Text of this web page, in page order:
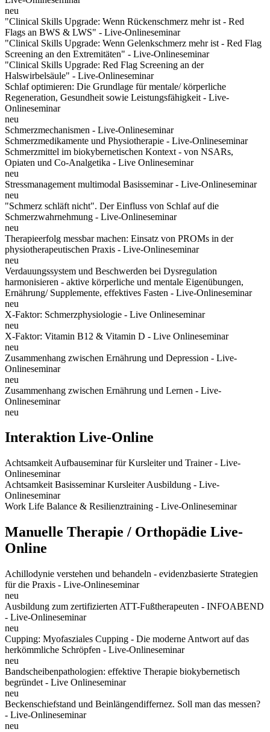
neu
"Clinical Skills Upgrade: Wenn Rückenschmerz mehr ist - Red
Flags an BWS & LWS" - Live-Onlineseminar
"Clinical Skills Upgrade: Wenn Gelenkschmerz mehr ist - Red Flag
Screening an den Extremitäten" - Live-Onlineseminar
"Clinical Skills Upgrade: Red Flag Screening an der
Halswirbelsäule" - Live-Onlineseminar
Schlaf optimieren: Die Grundlage für mentale/ körperliche
Regeneration, Gesundheit sowie Leistungsfähigkeit - Live-
Onlineseminar
neu
Schmerzmechanismen - Live-Onlineseminar
Schmerzmedikamente und Physiotherapie - Live-Onlineseminar
Schmerzmittel im biokybernetischen Kontext - von NSARs,
Opiaten und Co-Analgetika - Live Onlineseminar
neu
Stressmanagement multimodal Basisseminar - Live-Onlineseminar
neu
"Schmerz schläft nicht". Der Einfluss von Schlaf auf die
Schmerzwahrnehmung - Live-Onlineseminar
neu
Therapieerfolg messbar machen: Einsatz von PROMs in der
physiotherapeutischen Praxis - Live-Onlineseminar
neu
Verdauungssystem und Beschwerden bei Dysregulation
harmonisieren - aktive körperliche und mentale Eigenübungen,
Ernährung/ Supplemente, effektives Fasten - Live-Onlineseminar
neu
X-Faktor: Schmerzphysiologie - Live Onlineseminar
neu
X-Faktor: Vitamin B12 & Vitamin D - Live Onlineseminar
neu
Zusammenhang zwischen Ernährung und Depression - Live-
Onlineseminar
neu
Zusammenhang zwischen Ernährung und Lernen - Live-
Onlineseminar
neu
Interaktion Live-Online
Achtsamkeit Aufbauseminar für Kursleiter und Trainer - Live-
Onlineseminar
Achtsamkeit Basisseminar Kursleiter Ausbildung - Live-
Onlineseminar
Work Life Balance & Resilienztraining - Live-Onlineseminar
Manuelle Therapie / Orthopädie Live-
Online
Achillodynie verstehen und behandeln - evidenzbasierte Strategien
für die Praxis - Live-Onlineseminar
neu
Ausbildung zum zertifizierten ATT-Fußtherapeuten - INFOABEND
- Live-Onlineseminar
neu
Cupping: Myofasziales Cupping - Die moderne Antwort auf das
herkömmliche Schröpfen - Live-Onlineseminar
neu
Bandscheibenpathologien: effektive Therapie biokybernetisch
begründet - Live Onlineseminar
neu
Beckenschiefstand und Beinlängendiffernez. Soll man das messen?
- Live-Onlineseminar
neu